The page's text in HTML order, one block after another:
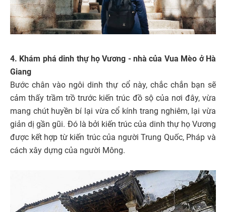
4. Khám phá dinh thự họ Vương - nhà của Vua Mèo ở Hà
Giang
Bước chân vào ngôi dinh thự cổ này, chắc chắn bạn sẽ
cảm thấy trầm trồ trước kiến trúc đồ sộ của nơi đây, vừa
mang chút huyền bí lại vừa cổ kính trang nghiêm, lại vừa
giản dị gần gũi. Đó là bởi kiến trúc của dinh thự họ Vương
được kết hợp từ kiến trúc của người Trung Quốc, Pháp và
cách xây dựng của người Mông.